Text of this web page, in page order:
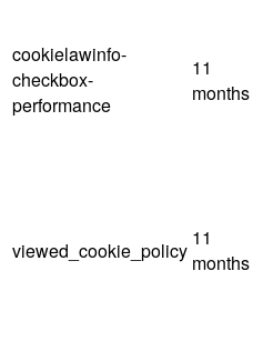
cookielawinfo-
checkbox-
performance
11
months
viewed_cookie_policy
11
months